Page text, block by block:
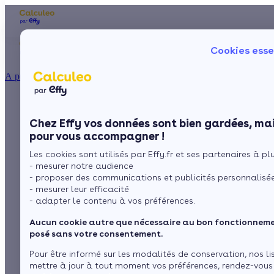
Cookies
Chez Effy vos données sont bien gardées,
pour vous accompagner !
Les cookies sont utilisés par Effy.fr et ses partenaires à
- mesurer notre audience
- proposer des communications et publicités
- mesurer leur efficacité
- adapter le contenu à vos préférences.
Aucun cookie autre que nécessaire au bon
posé sans votre consentement.
Pour être informé sur les modalités de conservation, nos
mettre à jour à tout moment vos préférences, rendez-
À propos
Ma Prime Rénov'
Le chèque énergie
La TVA réduite
L'éco-prêt à taux zéro
Trouver mes aides
Nos conseils
Sol
Fenêtres
La mousse isolante,
l’arme absolue contre
les ponts thermiques
Sommaire
La mousse isolante projetée : un atout contre les ponts